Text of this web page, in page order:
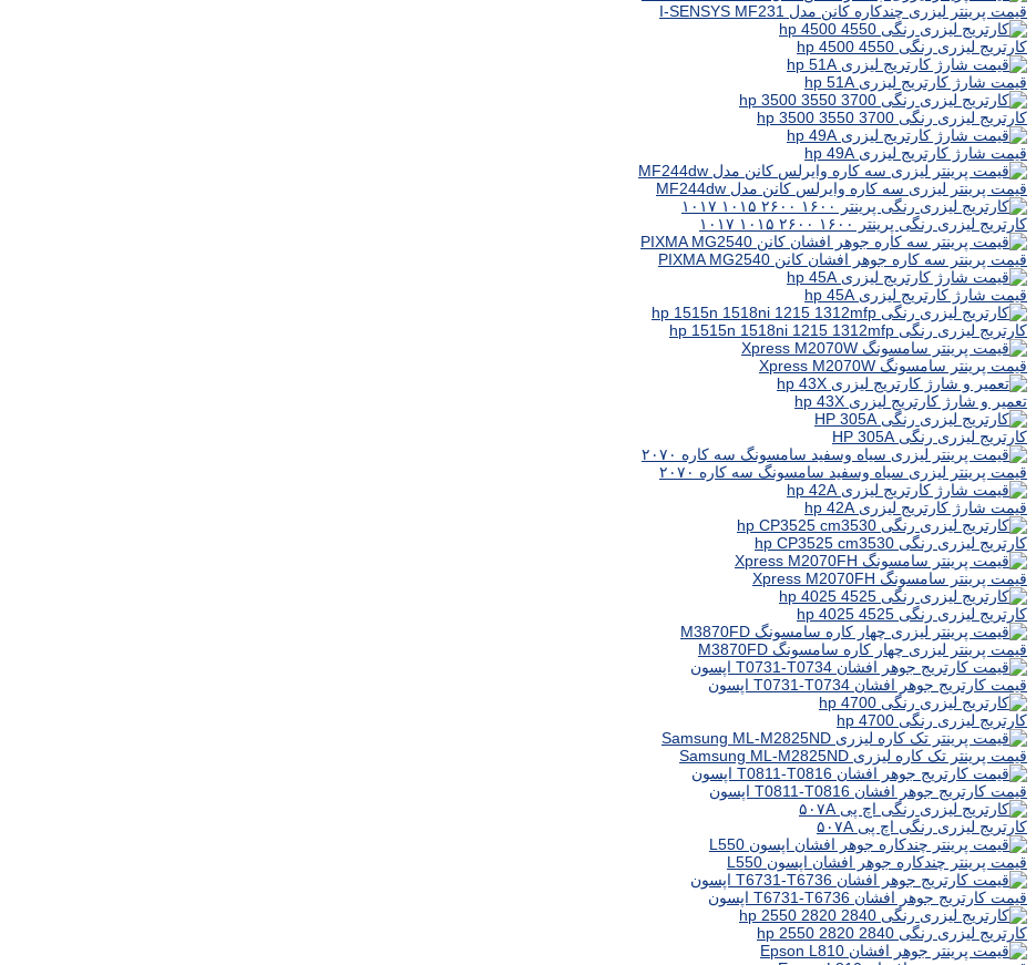
قیمت پرینتر لیزری چندکاره کانن مدل I-SENSYS MF231
کارتریج لیزری رنگی hp 4500 4550
قیمت شارژ کارتریج لیزری hp 51A
کارتریج لیزری رنگی hp 3500 3550 3700
قیمت شارژ کارتریج لیزری hp 49A
قیمت پرینتر لیزری سه کاره وایرلس کانن مدل MF244dw
کارتریج لیزری رنگی پرینتر ۱۶۰۰ ۲۶۰۰ ۱۰۱۵ ۱۰۱۷
قیمت پرینتر سه کاره جوهر افشان کانن PIXMA MG2540
قیمت شارژ کارتریج لیزری hp 45A
کارتریج لیزری رنگی hp 1515n 1518ni 1215 1312mfp
قیمت پرینتر سامسونگ Xpress M2070W
تعمیر و شارژ کارتریج لیزری hp 43X
کارتریج لیزری رنگی HP 305A
قیمت پرینتر لیزری سیاه وسفید سامسونگ سه کاره ۲۰۷۰
قیمت شارژ کارتریج لیزری hp 42A
کارتریج لیزری رنگی hp CP3525 cm3530
قیمت پرینتر سامسونگ Xpress M2070FH
کارتریج لیزری رنگی hp 4025 4525
قیمت پرینتر لیزری چهار کاره سامسونگ M3870FD
قیمت کارتریج جوهر افشان T0731-T0734 اپسون
کارتریج لیزری رنگی hp 4700
قیمت پرینتر تک کاره لیزری Samsung ML-M2825ND
قیمت کارتریج جوهر افشان T0811-T0816 اپسون
کارتریج لیزری رنگی اچ پی ۵۰۷A
قیمت پرینتر چندکاره جوهر افشان اپسون L550
قیمت کارتریج جوهر افشان T6731-T6736 اپسون
کارتریج لیزری رنگی hp 2550 2820 2840